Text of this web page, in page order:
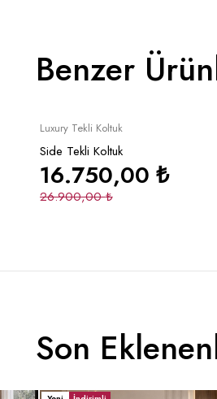
Benzer
Sepete Ekle
Luxury Tekli Koltuk
Side Tekli Koltuk
26.900,00₺
16.750,00 ₺
Son